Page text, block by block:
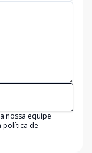
nossa equipe
política de